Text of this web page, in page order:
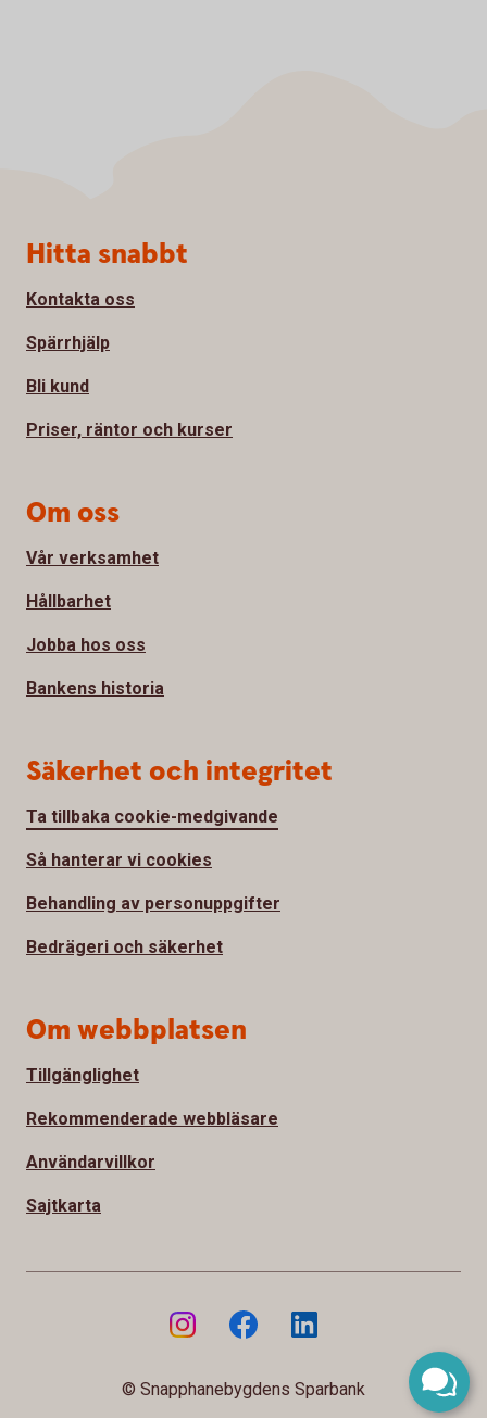
Sidfot
Hitta snabbt
Kontakta oss
Spärrhjälp
Bli kund
Priser, räntor och kurser
Om oss
Vår verksamhet
Hållbarhet
Jobba hos oss
Bankens historia
Säkerhet och integritet
Ta tillbaka cookie-medgivande
Så hanterar vi cookies
Behandling av personuppgifter
Bedrägeri och säkerhet
Om webbplatsen
Tillgänglighet
Rekommenderade webbläsare
Användarvillkor
Sajtkarta
© Snapphanebygdens Sparbank